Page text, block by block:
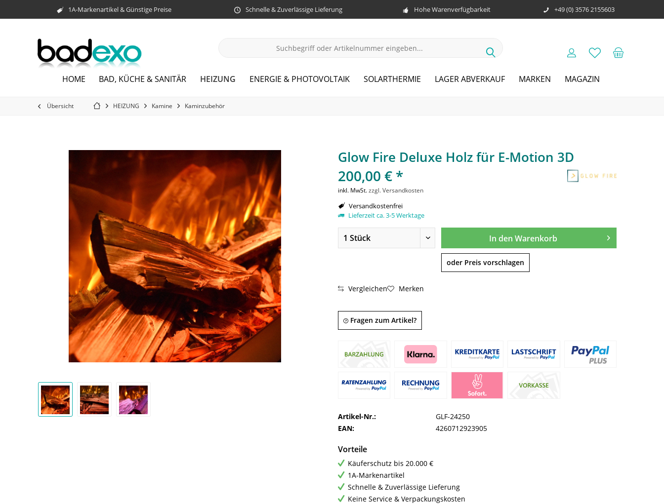
1A-Markenartikel & Günstige Preise Schnelle & Zuverlässige Lieferung Hohe Warenverfügbarkeit +49 (0) 3576 2155603
HOME BAD, KÜCHE & SANITÄR HEIZUNG ENERGIE & PHOTOVOLTAIK SOLARTHERMIE LAGER ABVERKAUF MARKEN MAGAZIN
Übersicht HEIZUNG Kamine Kaminzubehör
Glow Fire Deluxe Holz für E-Motion 3D
200,00 € *
inkl. MwSt.zzgl. Versandkosten
Versandkostenfrei
Lieferzeit ca. 3-5 Werktage
In den Warenkorb
oder Preis vorschlagen
Vergleichen Merken
Fragen zum Artikel?
Artikel-Nr.:
GLF-24250
EAN:
4260712923905
Vorteile
Käuferschutz bis 20.000 €
1A-Markenartikel
Schnelle & Zuverlässige Lieferung
Keine Service & Verpackungskosten